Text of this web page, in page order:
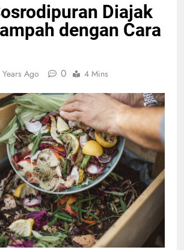
Diajak
dengan Cara
Ago 0 4 Mins